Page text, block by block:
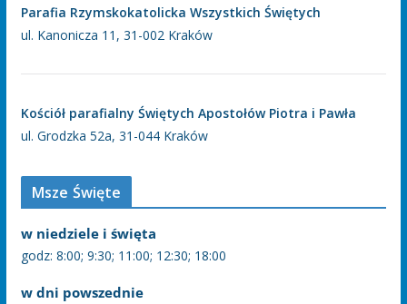
Parafia Rzymskokatolicka Wszystkich Świętych
ul. Kanonicza 11, 31-002 Kraków
Kościół parafialny Świętych Apostołów Piotra i Pawła
ul. Grodzka 52a, 31-044 Kraków
Msze Święte
w niedziele i święta
godz: 8:00; 9:30; 11:00; 12:30; 18:00
w dni powszednie